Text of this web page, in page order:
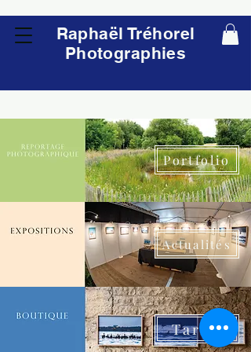
Raphaël Tréhorel
Photographies
Portfolio
Actualités
Tarifs